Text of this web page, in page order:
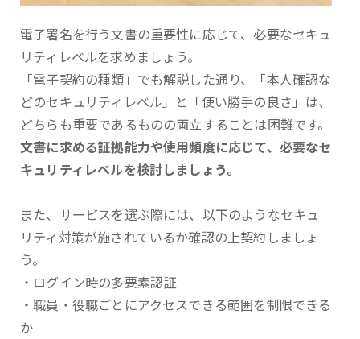
電子署名を行う文書の重要性に応じて、必要なセキュ
リティレベルを求めましょう。
「電子契約の種類」でも解説した通り、「本人確認な
どのセキュリティレベル」と「使い勝手の良さ」は、
どちらも重要であるものの両立することは困難です。
文書に求める証拠能力や使用頻度に応じて、必要なセ
キュリティレベルを検討しましょう。
また、サービスを選ぶ際には、以下のようなセキュ
リティ対策が施されているか確認の上契約しましょ
う。
・ログイン時の多要素認証
・職員・役職ごとにアクセスできる範囲を制限できる
か